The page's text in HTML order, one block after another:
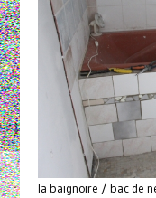
la baignoire / bac de